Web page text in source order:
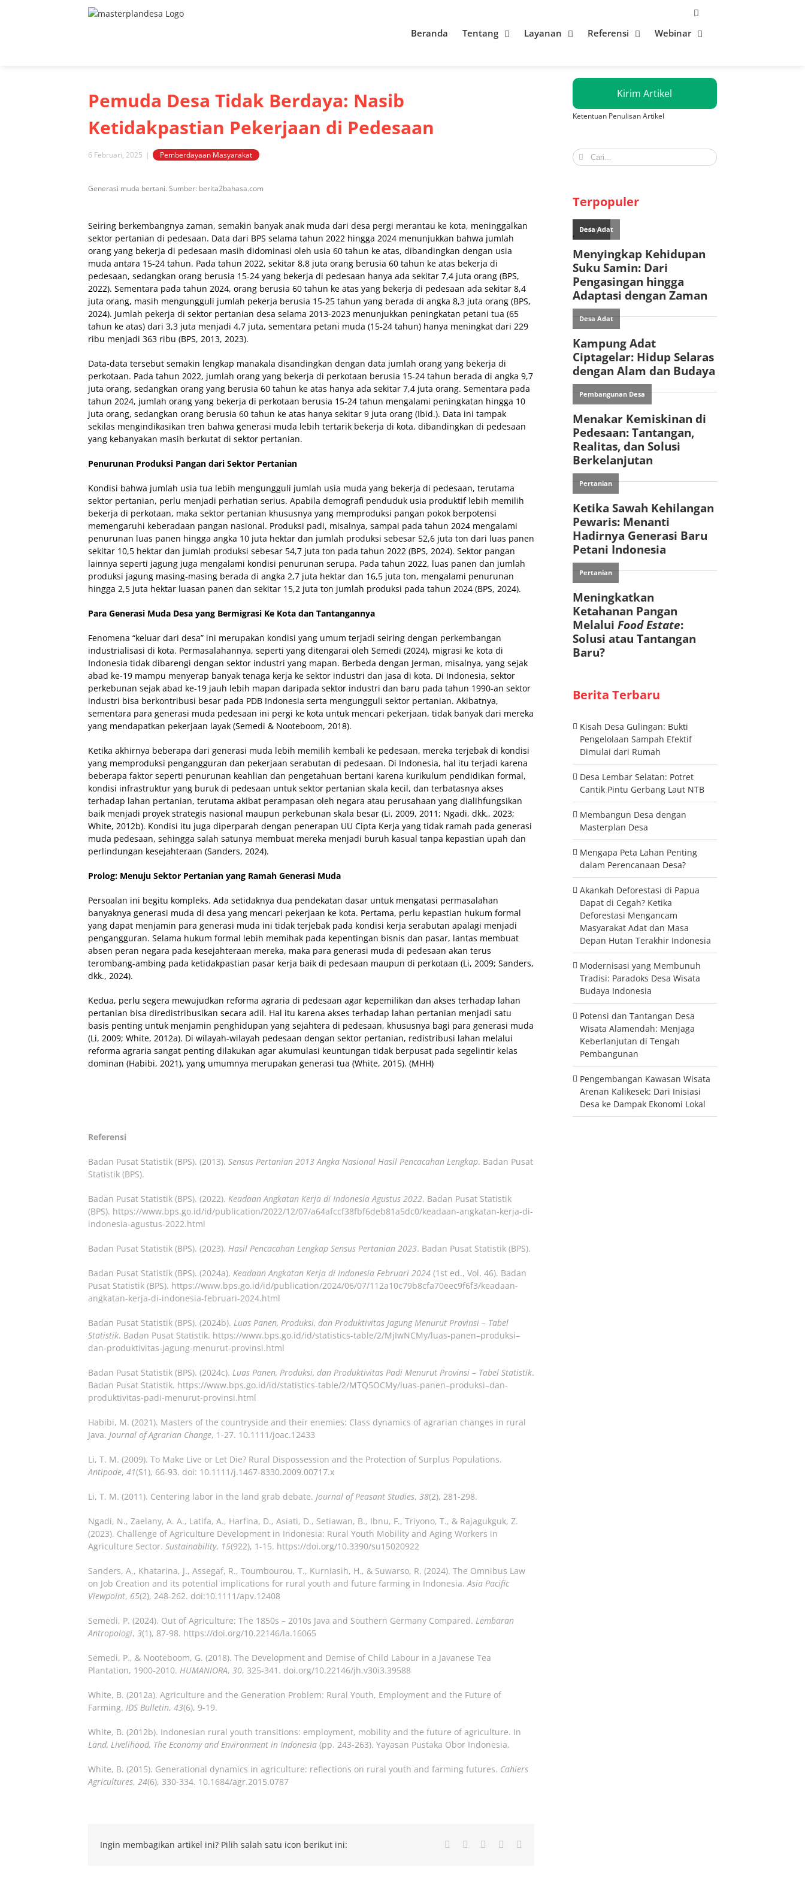
Beranda Tentang Layanan Referensi Webinar
Pemuda Desa Tidak Berdaya: Nasib
Ketidakpastian Pekerjaan di Pedesaan
6 Februari, 2025 | Pemberdayaan Masyarakat
View
Generasi muda bertani. Sumber: berita2bahasa.com
Seiring berkembangnya zaman, semakin banyak anak muda dari desa pergi merantau ke kota, meninggalkan
sektor pertanian di pedesaan. Data dari BPS selama tahun 2022 hingga 2024 menunjukkan bahwa jumlah
orang yang bekerja di pedesaan masih didominasi oleh usia 60 tahun ke atas, dibandingkan dengan usia
muda antara 15-24 tahun. Pada tahun 2022, sekitar 8,8 juta orang berusia 60 tahun ke atas bekerja di
pedesaan, sedangkan orang berusia 15-24 yang bekerja di pedesaan hanya ada sekitar 7,4 juta orang (BPS,
2022). Sementara pada tahun 2024, orang berusia 60 tahun ke atas yang bekerja di pedesaan ada sekitar 8,4
juta orang, masih mengungguli jumlah pekerja berusia 15-25 tahun yang berada di angka 8,3 juta orang (BPS,
2024). Jumlah pekerja di sektor pertanian desa selama 2013-2023 menunjukkan peningkatan petani tua (65
tahun ke atas) dari 3,3 juta menjadi 4,7 juta, sementara petani muda (15-24 tahun) hanya meningkat dari 229
ribu menjadi 363 ribu (BPS, 2013, 2023).
Data-data tersebut semakin lengkap manakala disandingkan dengan data jumlah orang yang bekerja di
perkotaan. Pada tahun 2022, jumlah orang yang bekerja di perkotaan berusia 15-24 tahun berada di angka 9,7
juta orang, sedangkan orang yang berusia 60 tahun ke atas hanya ada sekitar 7,4 juta orang. Sementara pada
tahun 2024, jumlah orang yang bekerja di perkotaan berusia 15-24 tahun mengalami peningkatan hingga 10
juta orang, sedangkan orang berusia 60 tahun ke atas hanya sekitar 9 juta orang (Ibid.). Data ini tampak
sekilas mengindikasikan tren bahwa generasi muda lebih tertarik bekerja di kota, dibandingkan di pedesaan
yang kebanyakan masih berkutat di sektor pertanian.
Penurunan Produksi Pangan dari Sektor Pertanian
Kondisi bahwa jumlah usia tua lebih mengungguli jumlah usia muda yang bekerja di pedesaan, terutama
sektor pertanian, perlu menjadi perhatian serius. Apabila demografi penduduk usia produktif lebih memilih
bekerja di perkotaan, maka sektor pertanian khususnya yang memproduksi pangan pokok berpotensi
memengaruhi keberadaan pangan nasional. Produksi padi, misalnya, sampai pada tahun 2024 mengalami
penurunan luas panen hingga angka 10 juta hektar dan jumlah produksi sebesar 52,6 juta ton dari luas panen
sekitar 10,5 hektar dan jumlah produksi sebesar 54,7 juta ton pada tahun 2022 (BPS, 2024). Sektor pangan
lainnya seperti jagung juga mengalami kondisi penurunan serupa. Pada tahun 2022, luas panen dan jumlah
produksi jagung masing-masing berada di angka 2,7 juta hektar dan 16,5 juta ton, mengalami penurunan
hingga 2,5 juta hektar luasan panen dan sekitar 15,2 juta ton jumlah produksi pada tahun 2024 (BPS, 2024).
Para Generasi Muda Desa yang Bermigrasi Ke Kota dan Tantangannya
Fenomena “keluar dari desa” ini merupakan kondisi yang umum terjadi seiring dengan perkembangan
industrialisasi di kota. Permasalahannya, seperti yang ditengarai oleh Semedi (2024), migrasi ke kota di
Indonesia tidak dibarengi dengan sektor industri yang mapan. Berbeda dengan Jerman, misalnya, yang sejak
abad ke-19 mampu menyerap banyak tenaga kerja ke sektor industri dan jasa di kota. Di Indonesia, sektor
perkebunan sejak abad ke-19 jauh lebih mapan daripada sektor industri dan baru pada tahun 1990-an sektor
industri bisa berkontribusi besar pada PDB Indonesia serta mengungguli sektor pertanian. Akibatnya,
sementara para generasi muda pedesaan ini pergi ke kota untuk mencari pekerjaan, tidak banyak dari mereka
yang mendapatkan pekerjaan layak (Semedi & Nooteboom, 2018).
Ketika akhirnya beberapa dari generasi muda lebih memilih kembali ke pedesaan, mereka terjebak di kondisi
yang memproduksi pengangguran dan pekerjaan serabutan di pedesaan. Di Indonesia, hal itu terjadi karena
beberapa faktor seperti penurunan keahlian dan pengetahuan bertani karena kurikulum pendidikan formal,
kondisi infrastruktur yang buruk di pedesaan untuk sektor pertanian skala kecil, dan terbatasnya akses
terhadap lahan pertanian, terutama akibat perampasan oleh negara atau perusahaan yang dialihfungsikan
baik menjadi proyek strategis nasional maupun perkebunan skala besar (Li, 2009, 2011; Ngadi, dkk., 2023;
White, 2012b). Kondisi itu juga diperparah dengan penerapan UU Cipta Kerja yang tidak ramah pada generasi
muda pedesaan, sehingga salah satunya membuat mereka menjadi buruh kasual tanpa kepastian upah dan
perlindungan kesejahteraan (Sanders, 2024).
Prolog: Menuju Sektor Pertanian yang Ramah Generasi Muda
Persoalan ini begitu kompleks. Ada setidaknya dua pendekatan dasar untuk mengatasi permasalahan
banyaknya generasi muda di desa yang mencari pekerjaan ke kota. Pertama, perlu kepastian hukum formal
yang dapat menjamin para generasi muda ini tidak terjebak pada kondisi kerja serabutan apalagi menjadi
pengangguran. Selama hukum formal lebih memihak pada kepentingan bisnis dan pasar, lantas membuat
absen peran negara pada kesejahteraan mereka, maka para generasi muda di pedesaan akan terus
terombang-ambing pada ketidakpastian pasar kerja baik di pedesaan maupun di perkotaan (Li, 2009; Sanders,
dkk., 2024).
Kedua, perlu segera mewujudkan reforma agraria di pedesaan agar kepemilikan dan akses terhadap lahan
pertanian bisa diredistribusikan secara adil. Hal itu karena akses terhadap lahan pertanian menjadi satu
basis penting untuk menjamin penghidupan yang sejahtera di pedesaan, khususnya bagi para generasi muda
(Li, 2009; White, 2012a). Di wilayah-wilayah pedesaan dengan sektor pertanian, redistribusi lahan melalui
reforma agraria sangat penting dilakukan agar akumulasi keuntungan tidak berpusat pada segelintir kelas
dominan (Habibi, 2021), yang umumnya merupakan generasi tua (White, 2015). (MHH)
Referensi
Badan Pusat Statistik (BPS). (2013). Sensus Pertanian 2013 Angka Nasional Hasil Pencacahan Lengkap. Badan Pusat
Statistik (BPS).
Badan Pusat Statistik (BPS). (2022). Keadaan Angkatan Kerja di Indonesia Agustus 2022. Badan Pusat Statistik
(BPS). https://www.bps.go.id/id/publication/2022/12/07/a64afccf38fbf6deb81a5dc0/keadaan-angkatan-kerja-di-
indonesia-agustus-2022.html
Badan Pusat Statistik (BPS). (2023). Hasil Pencacahan Lengkap Sensus Pertanian 2023. Badan Pusat Statistik (BPS).
Badan Pusat Statistik (BPS). (2024a). Keadaan Angkatan Kerja di Indonesia Februari 2024 (1st ed., Vol. 46). Badan
Pusat Statistik (BPS). https://www.bps.go.id/id/publication/2024/06/07/112a10c79b8cfa70eec9f6f3/keadaan-
angkatan-kerja-di-indonesia-februari-2024.html
Badan Pusat Statistik (BPS). (2024b). Luas Panen, Produksi, dan Produktivitas Jagung Menurut Provinsi – Tabel
Statistik. Badan Pusat Statistik. https://www.bps.go.id/id/statistics-table/2/MjIwNCMy/luas-panen–produksi–
dan-produktivitas-jagung-menurut-provinsi.html
Badan Pusat Statistik (BPS). (2024c). Luas Panen, Produksi, dan Produktivitas Padi Menurut Provinsi – Tabel Statistik.
Badan Pusat Statistik. https://www.bps.go.id/id/statistics-table/2/MTQ5OCMy/luas-panen–produksi–dan-
produktivitas-padi-menurut-provinsi.html
Habibi, M. (2021). Masters of the countryside and their enemies: Class dynamics of agrarian changes in rural
Java. Journal of Agrarian Change, 1-27. 10.1111/joac.12433
Li, T. M. (2009). To Make Live or Let Die? Rural Dispossession and the Protection of Surplus Populations.
Antipode, 41(S1), 66-93. doi: 10.1111/j.1467-8330.2009.00717.x
Li, T. M. (2011). Centering labor in the land grab debate. Journal of Peasant Studies, 38(2), 281-298.
Ngadi, N., Zaelany, A. A., Latifa, A., Harfina, D., Asiati, D., Setiawan, B., Ibnu, F., Triyono, T., & Rajagukguk, Z.
(2023). Challenge of Agriculture Development in Indonesia: Rural Youth Mobility and Aging Workers in
Agriculture Sector. Sustainability, 15(922), 1-15. https://doi.org/10.3390/su15020922
Sanders, A., Khatarina, J., Assegaf, R., Toumbourou, T., Kurniasih, H., & Suwarso, R. (2024). The Omnibus Law
on Job Creation and its potential implications for rural youth and future farming in Indonesia.Asia Pacific
Viewpoint, 65(2), 248-262. doi:10.1111/apv.12408
Semedi, P. (2024). Out of Agriculture: The 1850s – 2010s Java and Southern Germany Compared. Lembaran
Antropologi, 3(1), 87-98. https://doi.org/10.22146/la.16065
Semedi, P., & Nooteboom, G. (2018). The Development and Demise of Child Labour in a Javanese Tea
Plantation, 1900-2010. HUMANIORA, 30, 325-341. doi.org/10.22146/jh.v30i3.39588
White, B. (2012a). Agriculture and the Generation Problem: Rural Youth, Employment and the Future of
Farming. IDS Bulletin, 43(6), 9-19.
White, B. (2012b). Indonesian rural youth transitions: employment, mobility and the future of agriculture. In
Land, Livelihood, The Economy and Environment in Indonesia (pp. 243-263). Yayasan Pustaka Obor Indonesia.
White, B. (2015). Generational dynamics in agriculture: reflections on rural youth and farming futures. Cahiers
Agricultures, 24(6), 330-334. 10.1684/agr.2015.0787
Ingin membagikan artikel ini? Pilih salah satu icon berikut ini: Facebook
TwitterLinkedInWhatsapp
Kirim Artikel
Ketentuan Penulisan Artikel
Search
for:
Terpopuler
Berita Terbaru
Kisah Desa Gulingan: Bukti
Pengelolaan Sampah Efektif
Dimulai dari Rumah
Desa Lembar Selatan: Potret
Cantik Pintu Gerbang Laut NTB
Membangun Desa dengan
Masterplan Desa
Mengapa Peta Lahan Penting
dalam Perencanaan Desa?
Akankah Deforestasi di Papua
Dapat di Cegah? Ketika
Deforestasi Mengancam
Masyarakat Adat dan Masa
Depan Hutan Terakhir Indonesia
Modernisasi yang Membunuh
Tradisi: Paradoks Desa Wisata
Budaya Indonesia
Potensi dan Tantangan Desa
Wisata Alamendah: Menjaga
Keberlanjutan di Tengah
Pembangunan
Pengembangan Kawasan Wisata
Arenan Kalikesek: Dari Inisiasi
Desa ke Dampak Ekonomi Lokal